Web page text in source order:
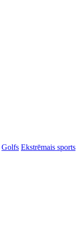
Golfs Ekstrēmais sports